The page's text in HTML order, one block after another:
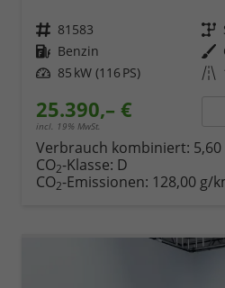
Fahrzeugnr. 81583 Getriebe
Kraftstoff Benzin Außenfarbe
Leistung 85 kW (116 PS) Kilometerstand
25.390,– €
incl. 19% MwSt.
Verbrauch kombiniert:
CO2-Klasse: D
CO2-Emissionen: 128,00 g/